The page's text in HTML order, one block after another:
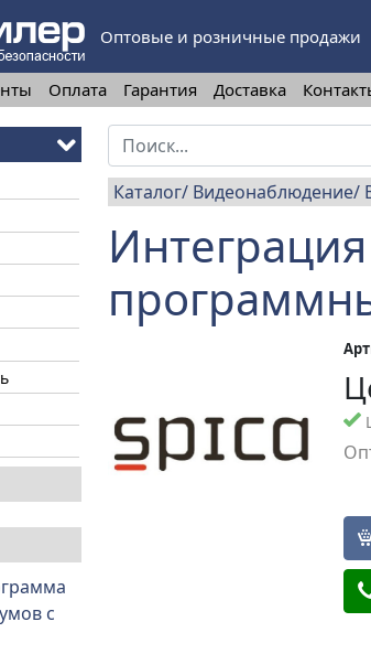
Оптовые и розничные продажи
Оплата Гарантия Доставка
с
Каталог Видеонаблюдение